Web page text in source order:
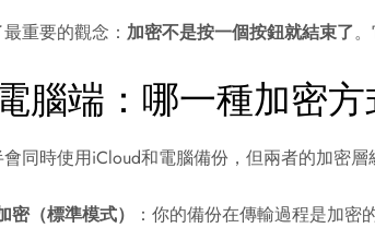
重要的觀念： 加密不是按一個按鈕就結束了
腦端：哪一種加密方
同時使用iCloud和電腦備份，但兩者的加密
密（標準模式）
：你的備份在傳輸過程是加